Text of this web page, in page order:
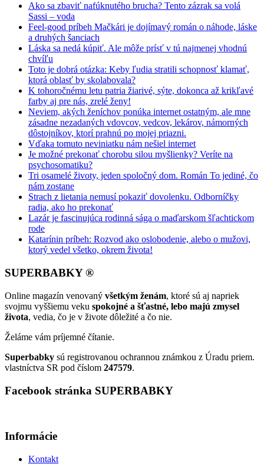
Ako sa zbaviť nafúknutého brucha? Tento zázrak sa volá
Sassi – voda
Feel-good príbeh Mačkári je dojímavý román o náhode, láske
a druhých šanciach
Láska sa nedá kúpiť. Ale môže prísť v tú najmenej vhodnú
chvíľu
Toto je dobrá otázka: Keby ľudia stratili schopnosť klamať,
ktorá oblasť by skolabovala?
K tohoročnému letu patria žiarivé, sýte, dokonca až krikľavé
farby aj pre nás, zrelé ženy!
Neviem, akých ženíchov ponúka internet ostatným, ale mne
zásadne nezadaných vdovcov, vedcov, lekárov, námorných
dôstojníkov, ktorí prahnú po mojej priazni.
Vďaka tomuto neviniatku nám nešiel internet
Je možné prekonať chorobu silou myšlienky? Veríte na
psychosomatiku?
Tri osamelé životy, jeden spoločný dom. Román To jediné, čo
nám zostane
Strach z lietania nemusí pokaziť dovolenku. Odborníčky
radia, ako ho prekonať
Lazár je fascinujúca rodinná sága o maďarskom šľachtickom
rode
Katarínin príbeh: Rozvod ako oslobodenie, alebo o mužovi,
ktorý vedel všetko, okrem života!
SUPERBABKY ®
Online magazín venovaný všetkým ženám, ktoré sú aj napriek
svojmu vyššiemu veku spokojné a šťastné, lebo majú zmysel
života, vedia, čo je v živote dôležité a čo nie.
Želáme vám príjemné čítanie.
Superbabky sú registrovanou ochrannou známkou z Úradu priem.
vlastníctva SR pod číslom 247579.
Facebook stránka SUPERBABKY
Informácie
Kontakt